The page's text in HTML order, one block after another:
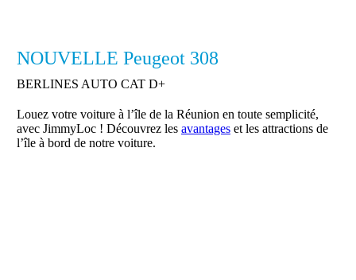
NOUVELLE Peugeot 308
BERLINES AUTO CAT D+
Louez votre voiture à l’île de la Réunion en toute semplicité,
avec JimmyLoc ! Découvrez les avantageset les attractions de
l’île à bord de notre voiture.